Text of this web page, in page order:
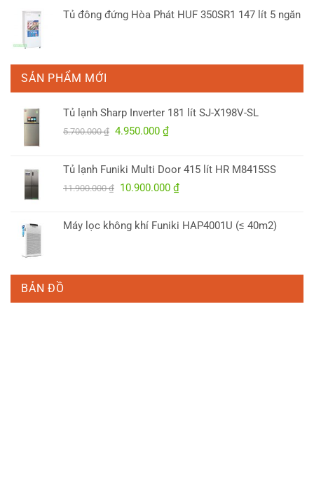
Tủ đông đứng Hòa Phát HUF 350SR1 147 lít 5 ngăn
SẢN PHẨM MỚI
Tủ lạnh Sharp Inverter 181 lít SJ-X198V-SL
5.700.000₫ Giá
5.700.000 ₫.
4.950.000 ₫Giá
là:
4.950.000 ₫.
Tủ lạnh Funiki Multi Door 415 lít HR M8415SS
11.900.000₫ Giá
11.900.000 ₫.
10.900.000 ₫Giá
là:
Máy lọc không khí Funiki HAP4001U (≤ 40m2)
BẢN ĐỒ